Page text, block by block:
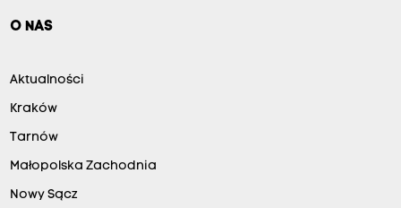
O NAS
Aktualności
Kraków
Tarnów
Małopolska Zachodnia
Nowy Sącz